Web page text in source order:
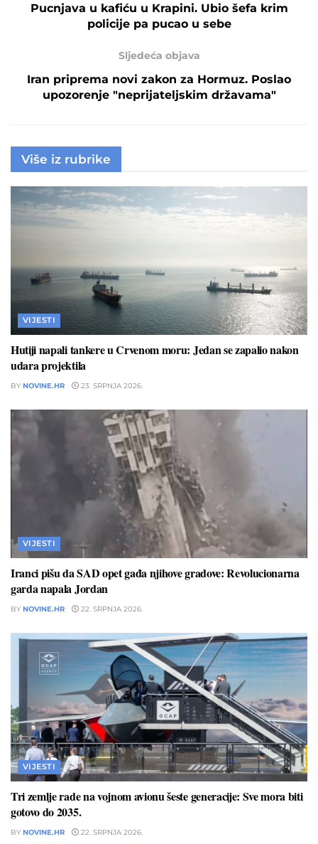
Pucnjava u kafiću u Krapini. Ubio šefa krim
policije pa pucao u sebe
Sljedeća objava
Iran priprema novi zakon za Hormuz. Poslao
upozorenje "neprijateljskim državama"
Više iz rubrike
VIJESTI
Hutiji napali tankere u Crvenom moru: Jedan se zapalio nakon
udara projektila
BY NOVINE.HR 23. SRPNJA 2026.
VIJESTI
Iranci pišu da SAD opet gađa njihove gradove: Revolucionarna
garda napala Jordan
BY NOVINE.HR 22. SRPNJA 2026.
VIJESTI
Tri zemlje rade na vojnom avionu šeste generacije: Sve mora biti
gotovo do 2035.
BY NOVINE.HR 22. SRPNJA 2026.